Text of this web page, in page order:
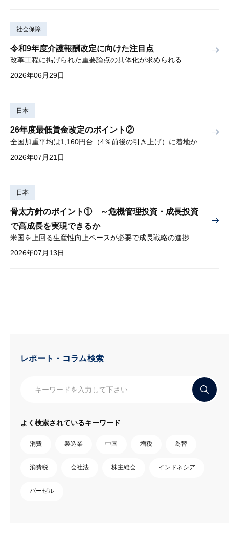
社会保障
令和9年度介護報酬改定に向けた注目点
改革工程に掲げられた重要論点の具体化が求められる
2026年06月29日
日本
26年度最低賃金改定のポイント②
全国加重平均は1,160円台（4％前後の引き上げ）に着地か
2026年07月21日
日本
骨太方針のポイント① ～危機管理投資・成長投資
で高成長を実現できるか
米国を上回る生産性向上ペースが必要で成長戦略の進捗管理も課題
2026年07月13日
レポート・コラム検索
よく検索されているキーワード
消費 製造業 中国 増税 為替
消費税 会社法 株主総会 インドネシア
バーゼル